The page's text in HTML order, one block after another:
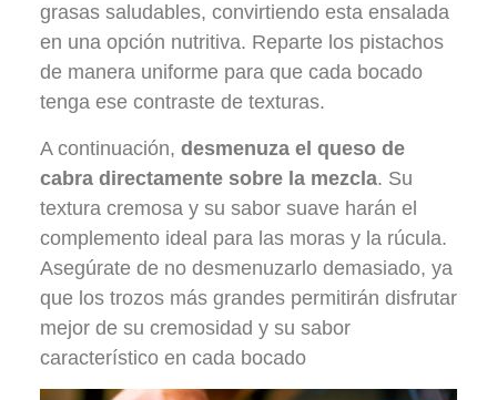
grasas saludables, convirtiendo esta ensalada
en una opción nutritiva. Reparte los pistachos
de manera uniforme para que cada bocado
tenga ese contraste de texturas.
A continuación, desmenuza el queso de
cabra directamente sobre la mezcla. Su
textura cremosa y su sabor suave harán el
complemento ideal para las moras y la rúcula.
Asegúrate de no desmenuzarlo demasiado, ya
que los trozos más grandes permitirán disfrutar
mejor de su cremosidad y su sabor
característico en cada bocado